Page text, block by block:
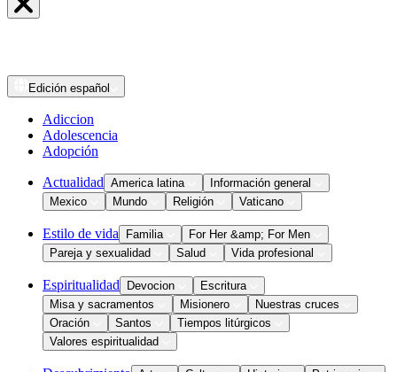
Edición español
Adiccion
Adolescencia
Adopción
Actualidad America latina
Información general
Mexico
Mundo Religión Vaticano
Estilo de vida Familia
For Her &amp; For Men
Pareja y sexualidad
Salud Vida profesional
Espiritualidad Devocion
Escritura
Misa y sacramentos
Misionero
Nuestras cruces
Oración
Santos
Tiempos litúrgicos
Valores espiritualidad